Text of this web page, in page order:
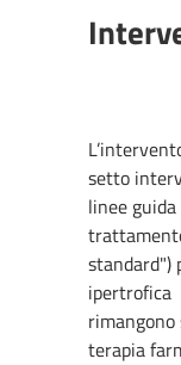
setto
linee
standard")
terapia